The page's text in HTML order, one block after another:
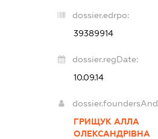
dossier.edrpo:
39389914
dossier.regDate:
10.09.14
ГРИЩУК АЛЛА
ОЛЕКСАНДРІВНА